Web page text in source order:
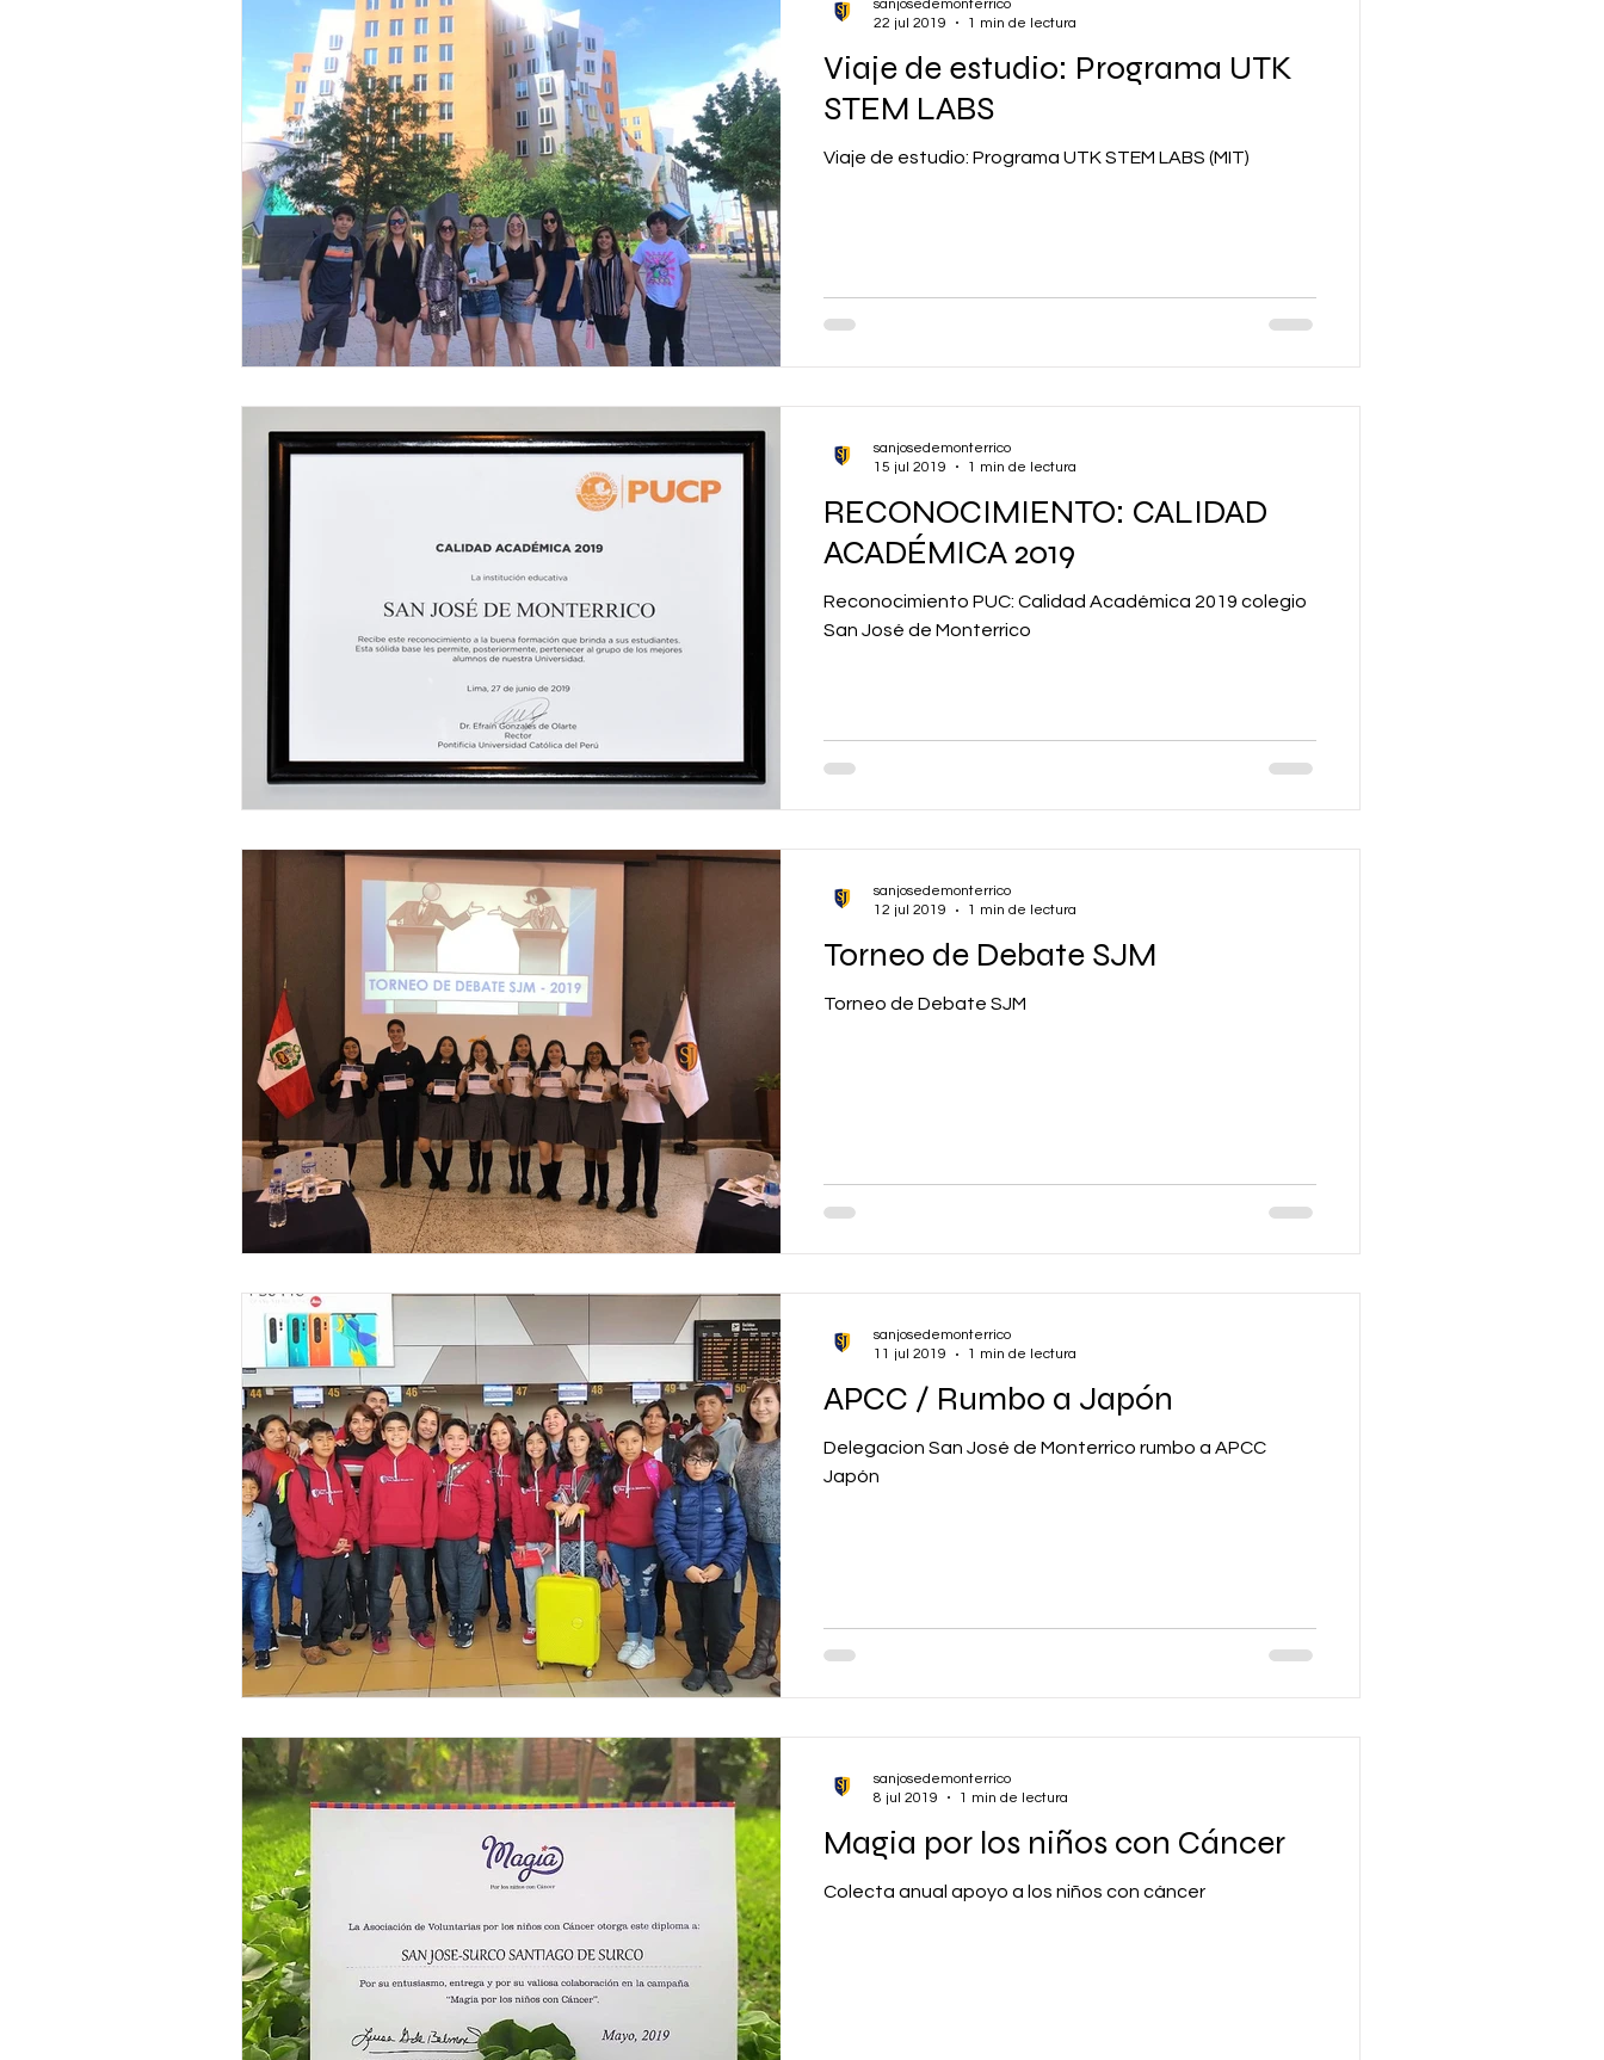
Viaje de estudio: Programa UTK
STEM LABS
Viaje de estudio: Programa UTK STEM LABS (MIT)
sanjosedemonterrico
22 jul 2019
1 min de lectura
RECONOCIMIENTO: CALIDAD
ACADÉMICA 2019
Reconocimiento PUC: Calidad Académica 2019 colegio
San José de Monterrico
sanjosedemonterrico
15 jul 2019
1 min de lectura
Torneo de Debate SJM
Torneo de Debate SJM
sanjosedemonterrico
12 jul 2019
1 min de lectura
APCC / Rumbo a Japón
Delegacion San José de Monterrico rumbo a APCC
Japón
sanjosedemonterrico
11 jul 2019
1 min de lectura
Magia por los niños con Cáncer
Colecta anual apoyo a los niños con cáncer
sanjosedemonterrico
8 jul 2019
1 min de lectura